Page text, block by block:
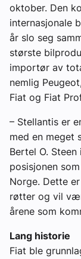
oktober. Den
internasjonale
år slo seg
største
importør av
nemlig
Fiat og Fiat
– Stellantis er
med en meget
Bertel O.
posisjonen
Norge. Dette
røtter og vil
årene som
Lang historie
Fiat ble